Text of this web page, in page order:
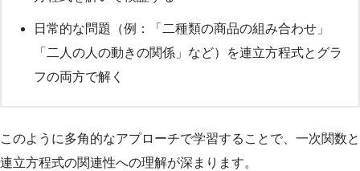
日常的な問題（例：「二種類の商品の組み合わせ」
「二人の人の動きの関係」など）を連立方程式とグラ
フの両方で解く
このように多角的なアプローチで学習することで、一次関数と
連立方程式の関連性への理解が深まります。